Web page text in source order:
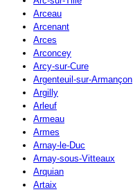
Arceau
Arcenant
Arces
Arconcey
Arcy-sur-Cure
Argenteuil-sur-Armançon
Argilly
Arleuf
Armeau
Armes
Arnay-le-Duc
Arnay-sous-Vitteaux
Arquian
Artaix